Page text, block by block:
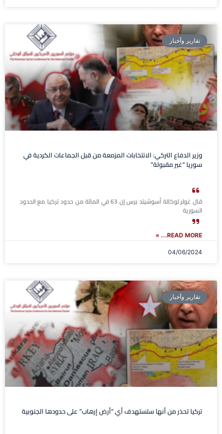
تقارير وأخبار
وزير الدفاع التركي: الانتخابات المزمعة من قبل الجماعات الكردية في
سوريا “غير مقبولة”
قال غولر لوكالة أسوشيتد برس إن 63 في المائة من حدود تركيا مع الحدود
السورية
READ MORE... »
04/06/2024
تقارير وأخبار
تركيا تحذر من أنها ستستهدف أي “أرض إرهاب” على حدودها الجنوبية